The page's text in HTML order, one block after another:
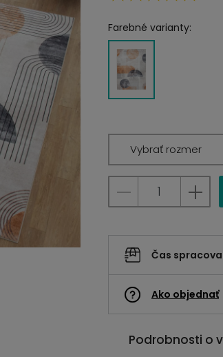
Farebné varianty:
Vybrať rozmer
Čas
Ako objednať
Podrobnosti o